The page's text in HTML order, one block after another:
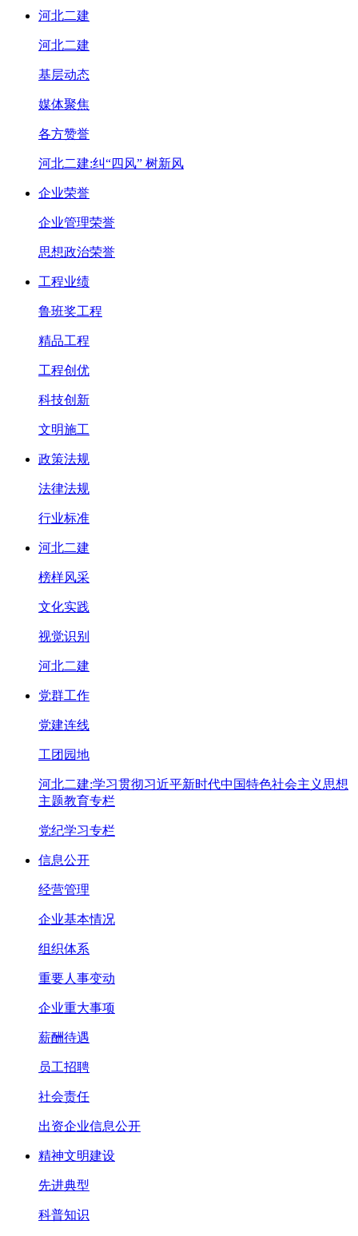
河北二建
河北二建
基层动态
媒体聚焦
各方赞誉
河北二建:纠“四风” 树新风
企业荣誉
企业管理荣誉
思想政治荣誉
工程业绩
鲁班奖工程
精品工程
工程创优
科技创新
文明施工
政策法规
法律法规
行业标准
河北二建
榜样风采
文化实践
视觉识别
河北二建
党群工作
党建连线
工团园地
河北二建:学习贯彻习近平新时代中国特色社会主义思想
主题教育专栏
党纪学习专栏
信息公开
经营管理
企业基本情况
组织体系
重要人事变动
企业重大事项
薪酬待遇
员工招聘
社会责任
出资企业信息公开
精神文明建设
先进典型
科普知识